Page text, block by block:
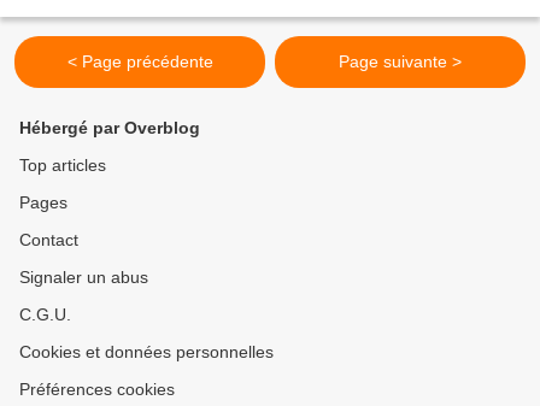
< Page précédente Page suivante >
Hébergé par Overblog
Top articles
Pages
Contact
Signaler un abus
C.G.U.
Cookies et données personnelles
Préférences cookies